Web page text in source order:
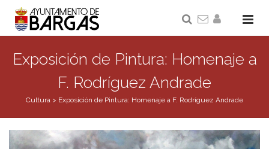
Exposición de Pintura: Homenaje a
F. Rodríguez Andrade
Cultura > Exposición de Pintura: Homenaje a F. Rodríguez Andrade